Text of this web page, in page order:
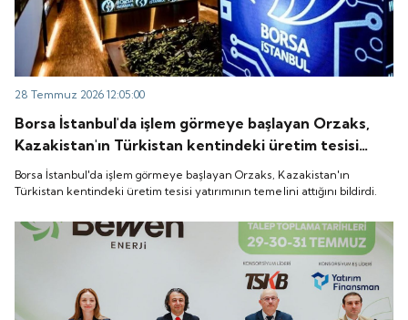
28 Temmuz 2026 12:05:00
Borsa İstanbul'da işlem görmeye başlayan Orzaks,
Kazakistan'ın Türkistan kentindeki üretim tesisi
yatırımının temelini attığını bildirdi.
Borsa İstanbul'da işlem görmeye başlayan Orzaks, Kazakistan'ın
Türkistan kentindeki üretim tesisi yatırımının temelini attığını bildirdi.